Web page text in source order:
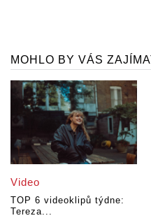
MOHLO BY VÁS
Video
TOP 6 videoklipů týdne:
Tereza...